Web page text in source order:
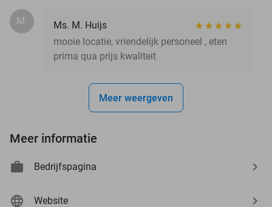
M.
Ms. M. Huijs
mooie locatie, vriendelijk personeel , eten
prima qua prijs kwaliteit
Meer weergeven
Meer informatie
Bedrijfspagina
Website